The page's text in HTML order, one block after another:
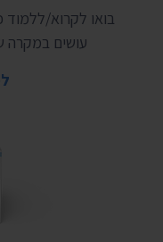
בואו לקרוא/
עושים במקרה